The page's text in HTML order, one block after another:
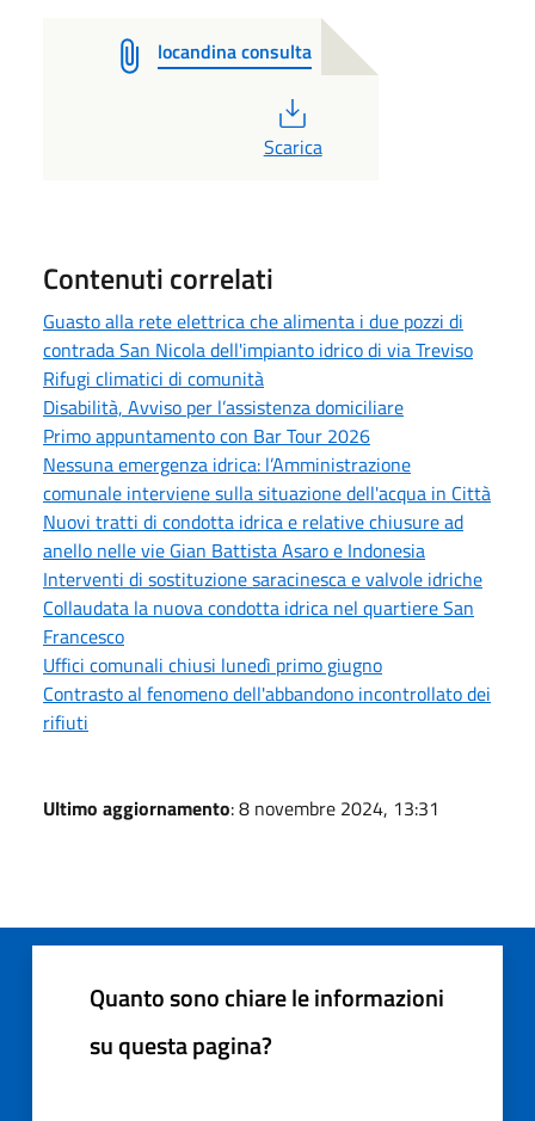
locandina consulta
Scarica
Contenuti correlati
Guasto alla rete elettrica che alimenta i due pozzi di
contrada San Nicola dell'impianto idrico di via Treviso
Rifugi climatici di comunità
Disabilità, Avviso per l’assistenza domiciliare
Primo appuntamento con Bar Tour 2026
Nessuna emergenza idrica: l’Amministrazione
comunale interviene sulla situazione dell'acqua in Città
Nuovi tratti di condotta idrica e relative chiusure ad
anello nelle vie Gian Battista Asaro e Indonesia
Interventi di sostituzione saracinesca e valvole idriche
Collaudata la nuova condotta idrica nel quartiere San
Francesco
Uffici comunali chiusi lunedì primo giugno
Contrasto al fenomeno dell'abbandono incontrollato dei
rifiuti
Ultimo aggiornamento: 8 novembre 2024, 13:31
Quanto sono chiare le informazioni
su questa pagina?